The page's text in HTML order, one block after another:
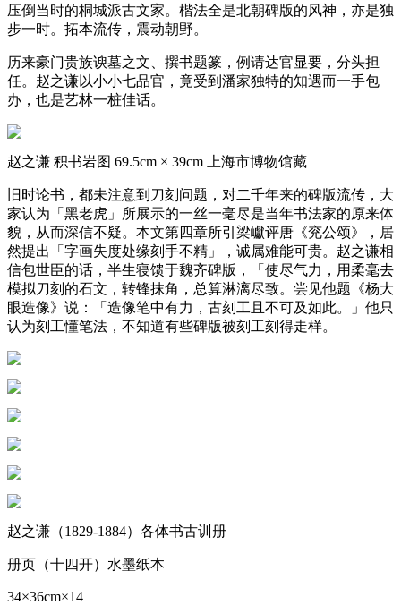
压倒当时的桐城派古文家。楷法全是北朝碑版的风神，亦是独
步一时。拓本流传，震动朝野。
历来豪门贵族谀墓之文、撰书题篆，例请达官显要，分头担
任。赵之谦以小小七品官，竟受到潘家独特的知遇而一手包
办，也是艺林一桩佳话。
赵之谦 积书岩图 69.5cm × 39cm 上海市博物馆藏
旧时论书，都未注意到刀刻问题，对二千年来的碑版流传，大
家认为「黑老虎」所展示的一丝一毫尽是当年书法家的原来体
貌，从而深信不疑。本文第四章所引梁巘评唐《兖公颂》，居
然提出「字画失度处缘刻手不精」，诚属难能可贵。赵之谦相
信包世臣的话，半生寝馈于魏齐碑版，「使尽气力，用柔毫去
模拟刀刻的石文，转锋抹角，总算淋漓尽致。尝见他题《杨大
眼造像》说：「造像笔中有力，古刻工且不可及如此。」他只
认为刻工懂笔法，不知道有些碑版被刻工刻得走样。
赵之谦（1829-1884）各体书古训册
册页（十四开）水墨纸本
34×36cm×14